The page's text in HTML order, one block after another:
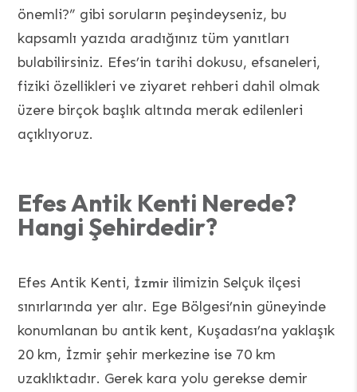
önemli?” gibi soruların peşindeyseniz, bu
kapsamlı yazıda aradığınız tüm yanıtları
bulabilirsiniz. Efes’in tarihi dokusu, efsaneleri,
fiziki özellikleri ve ziyaret rehberi dahil olmak
üzere birçok başlık altında merak edilenleri
açıklıyoruz.
Efes Antik Kenti Nerede?
Hangi Şehirdedir?
Efes Antik Kenti, İzmir ilimizin Selçuk ilçesi
sınırlarında yer alır. Ege Bölgesi’nin güneyinde
konumlanan bu antik kent, Kuşadası’na yaklaşık
20 km, İzmir şehir merkezine ise 70 km
uzaklıktadır. Gerek kara yolu gerekse demir